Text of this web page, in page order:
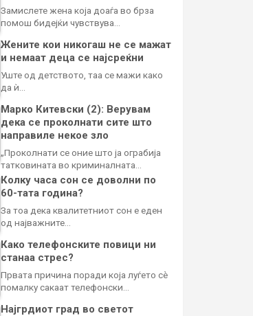
Замислете жена која доаѓа во брза
помош бидејќи чувствува…
Жените кои никогаш не се мажат
и немаат деца се најсреќни
Уште од детството, таа се мажи како
да ѝ…
Марко Китевски (2): Верувам
дека се проколнати сите што
направиле некое зло
„Проколнати се оние што ја ограбија
татковината во криминалната…
Колку часа сон се доволни по
60-тата година?
За тоа дека квалитетниот сон е еден
од најважните…
Како телефонските повици ни
станаа стрес?
Првата причина поради која луѓето сè
помалку сакаат телефонски…
Најгрдиот град во светот